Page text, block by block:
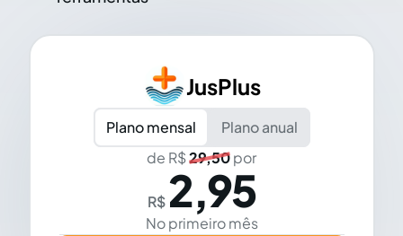
JusPlus
Plano mensal
Plano anual
de R$29,50por
R$ 2,95
No primeiro mês